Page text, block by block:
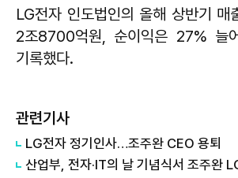
LG전자 인도법인의 올해 상반기
2조8700억원, 순이익은 27% 늘
기록했다.
관련기사
LG전자 정기인사…조주완 CEO 용퇴